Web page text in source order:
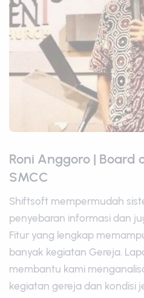
Roni Anggoro | Board
SMCC
Shiftsoft mempermudah
penyebaran informasi dan
Fitur yang lengkap
banyak kegiatan Gereja.
membantu kami
kegiatan gereja dan kondisi